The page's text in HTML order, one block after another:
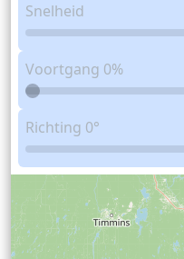
Snelheid
Voortgang 0%
Richting 0°